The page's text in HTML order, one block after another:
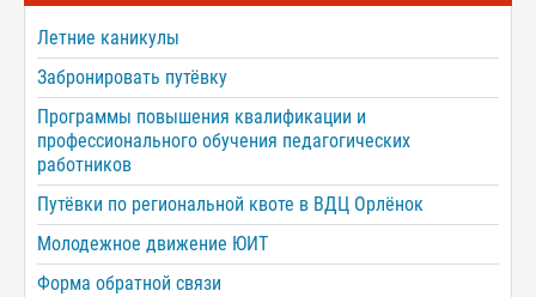
Летние каникулы
Забронировать путёвку
Программы повышения квалификации и
профессионального обучения педагогических
работников
Путёвки по региональной квоте в ВДЦ Орлёнок
Молодежное движение ЮИТ
Форма обратной связи